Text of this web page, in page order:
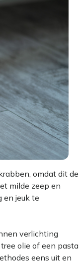
omdat dit de
milde zeep en
en jeuk te
verlichting
olie of een pasta
eens uit en